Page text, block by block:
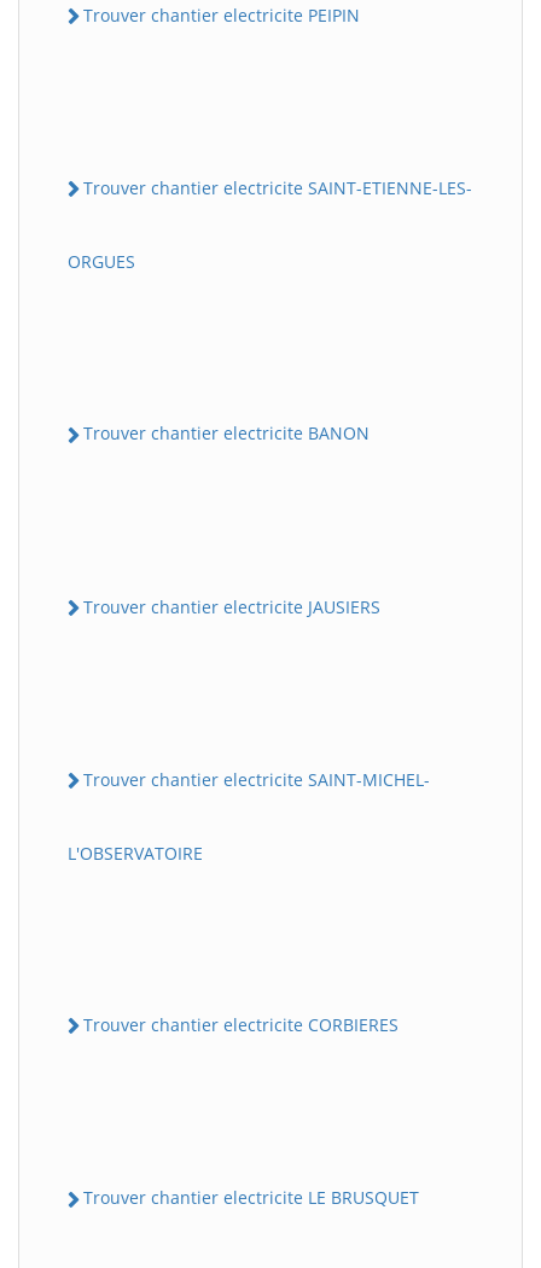
Trouver chantier electricite PEIPIN
Trouver chantier electricite SAINT-ETIENNE-LES-
ORGUES
Trouver chantier electricite BANON
Trouver chantier electricite JAUSIERS
Trouver chantier electricite SAINT-MICHEL-
L'OBSERVATOIRE
Trouver chantier electricite CORBIERES
Trouver chantier electricite LE BRUSQUET